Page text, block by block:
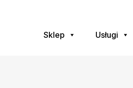
Sklep Usługi